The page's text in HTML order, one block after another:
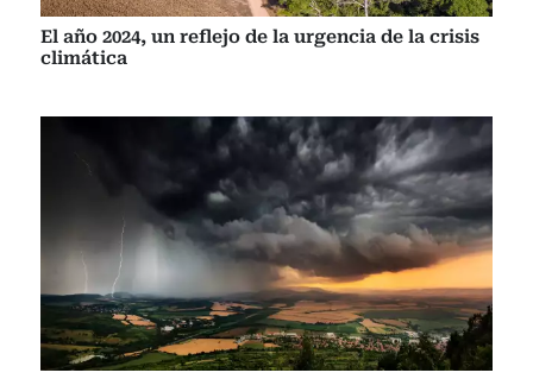
El año 2024, un reflejo de la urgencia de la crisis
climática